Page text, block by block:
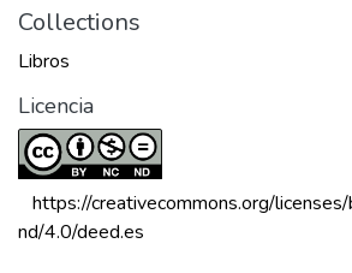
Collections
Libros
Licencia
https://creativecommons.org/
nd/4.0/deed.es